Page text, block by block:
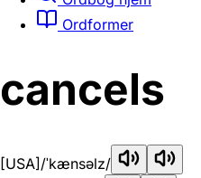
Ordformer
cancels
[USA] /ˈkænsəlz/